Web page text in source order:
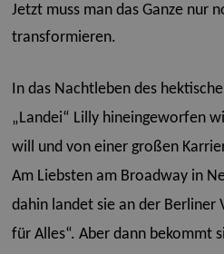
Jetzt muss man das Ganze nur
transformieren.
In das Nachtleben des
„Landei“ Lilly hineingeworfen
will und von einer großen
Am Liebsten am Broadway in
dahin landet sie an der Berliner
für Alles“. Aber dann bekommt